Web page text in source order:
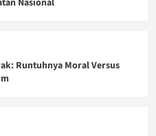
Nasional
Runtuhnya Moral Versus